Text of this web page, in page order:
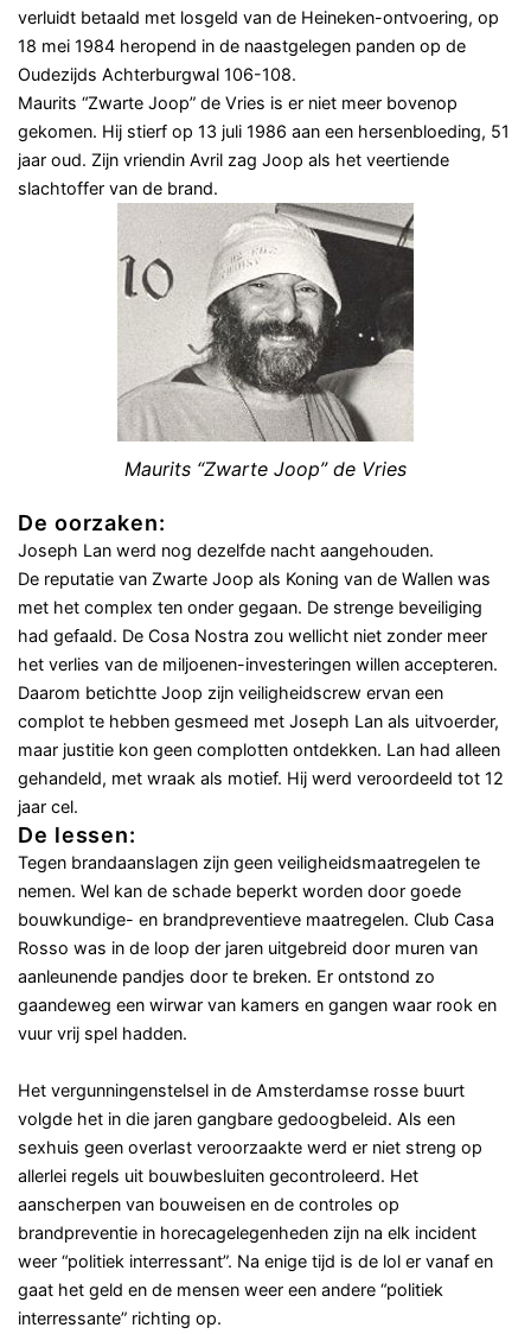
verluidt betaald met losgeld van de Heineken-ontvoering, op
18 mei 1984 heropend in de naastgelegen panden op de
Oudezijds Achterburgwal 106-108.
Maurits “Zwarte Joop” de Vries is er niet meer bovenop
gekomen. Hij stierf op 13 juli 1986 aan een hersenbloeding, 51
jaar oud. Zijn vriendin Avril zag Joop als het veertiende
slachtoffer van de brand.
Maurits “Zwarte Joop” de Vries
De oorzaken:
Joseph Lan werd nog dezelfde nacht aangehouden.
De reputatie van Zwarte Joop als Koning van de Wallen was
met het complex ten onder gegaan. De strenge beveiliging
had gefaald. De Cosa Nostra zou wellicht niet zonder meer
het verlies van de miljoenen-investeringen willen accepteren.
Daarom betichtte Joop zijn veiligheidscrew ervan een
complot te hebben gesmeed met Joseph Lan als uitvoerder,
maar justitie kon geen complotten ontdekken. Lan had alleen
gehandeld, met wraak als motief. Hij werd veroordeeld tot 12
jaar cel.
De lessen:
Tegen brandaanslagen zijn geen veiligheidsmaatregelen te
nemen. Wel kan de schade beperkt worden door goede
bouwkundige- en brandpreventieve maatregelen. Club Casa
Rosso was in de loop der jaren uitgebreid door muren van
aanleunende pandjes door te breken. Er ontstond zo
gaandeweg een wirwar van kamers en gangen waar rook en
vuur vrij spel hadden.
Het vergunningenstelsel in de Amsterdamse rosse buurt
volgde het in die jaren gangbare gedoogbeleid. Als een
sexhuis geen overlast veroorzaakte werd er niet streng op
allerlei regels uit bouwbesluiten gecontroleerd. Het
aanscherpen van bouweisen en de controles op
brandpreventie in horecagelegenheden zijn na elk incident
weer “politiek interressant”. Na enige tijd is de lol er vanaf en
gaat het geld en de mensen weer een andere “politiek
interressante” richting op.